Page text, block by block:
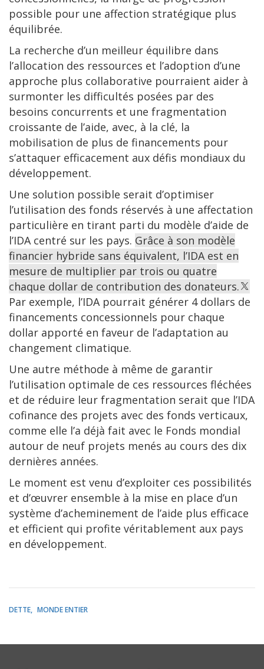
possible pour une affection stratégique plus
équilibrée.
La recherche d’un meilleur équilibre dans
l’allocation des ressources et l’adoption d’une
approche plus collaborative pourraient aider à
surmonter les difficultés posées par des
besoins concurrents et une fragmentation
croissante de l’aide, avec, à la clé, la
mobilisation de plus de financements pour
s’attaquer efficacement aux défis mondiaux du
développement.
Une solution possible serait d’optimiser
l’utilisation des fonds réservés à une affectation
particulière en tirant parti du modèle d’aide de
l’IDA centré sur les pays. Grâce à son modèle
financier hybride sans équivalent, l’IDA est en
mesure de multiplier par trois ou quatre
chaque dollar de contribution des donateurs.
Par exemple, l’IDA pourrait générer 4 dollars de
financements concessionnels pour chaque
dollar apporté en faveur de l’adaptation au
changement climatique.
Une autre méthode à même de garantir
l’utilisation optimale de ces ressources fléchées
et de réduire leur fragmentation serait que l’IDA
cofinance des projets avec des fonds verticaux,
comme elle l’a déjà fait avec le Fonds mondial
autour de neuf projets menés au cours des dix
dernières années.
Le moment est venu d’exploiter ces possibilités
et d’œuvrer ensemble à la mise en place d’un
système d’acheminement de l’aide plus efficace
et efficient qui profite véritablement aux pays
en développement.
DETTE MONDE ENTIER